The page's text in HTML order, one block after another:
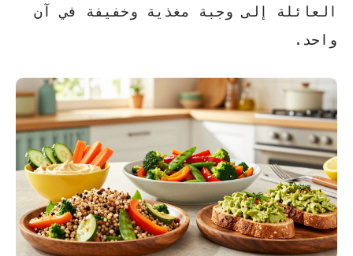
العائلة إلى وجبة مغذية وخفيفة في آن
واحد.